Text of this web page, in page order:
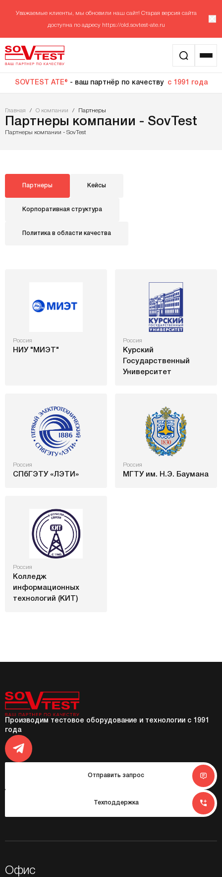
Уважаемые клиенты, мы обновили наш сайт! Старая версия сайта
доступна по адресу https://old.sovtest-ate.ru
SOVTEST ATE® - ваш партнёр по качеству с 1991 года
Главная / О компании / Партнеры
Партнеры компании - SovTest
Партнеры компании - SovTest
Партнеры Кейсы
Корпоративная структура
Политика в области качества
Россия
НИУ "МИЭТ"
Россия
Курский
Государственный
Университет
Россия
СПбГЭТУ «ЛЭТИ»
Россия
МГТУ им. Н.Э. Баумана
Россия
Колледж
информационных
технологий (КИТ)
Производим тестовое оборудование и технологии с 1991
года
Отправить запрос
Техподдержка
Офис